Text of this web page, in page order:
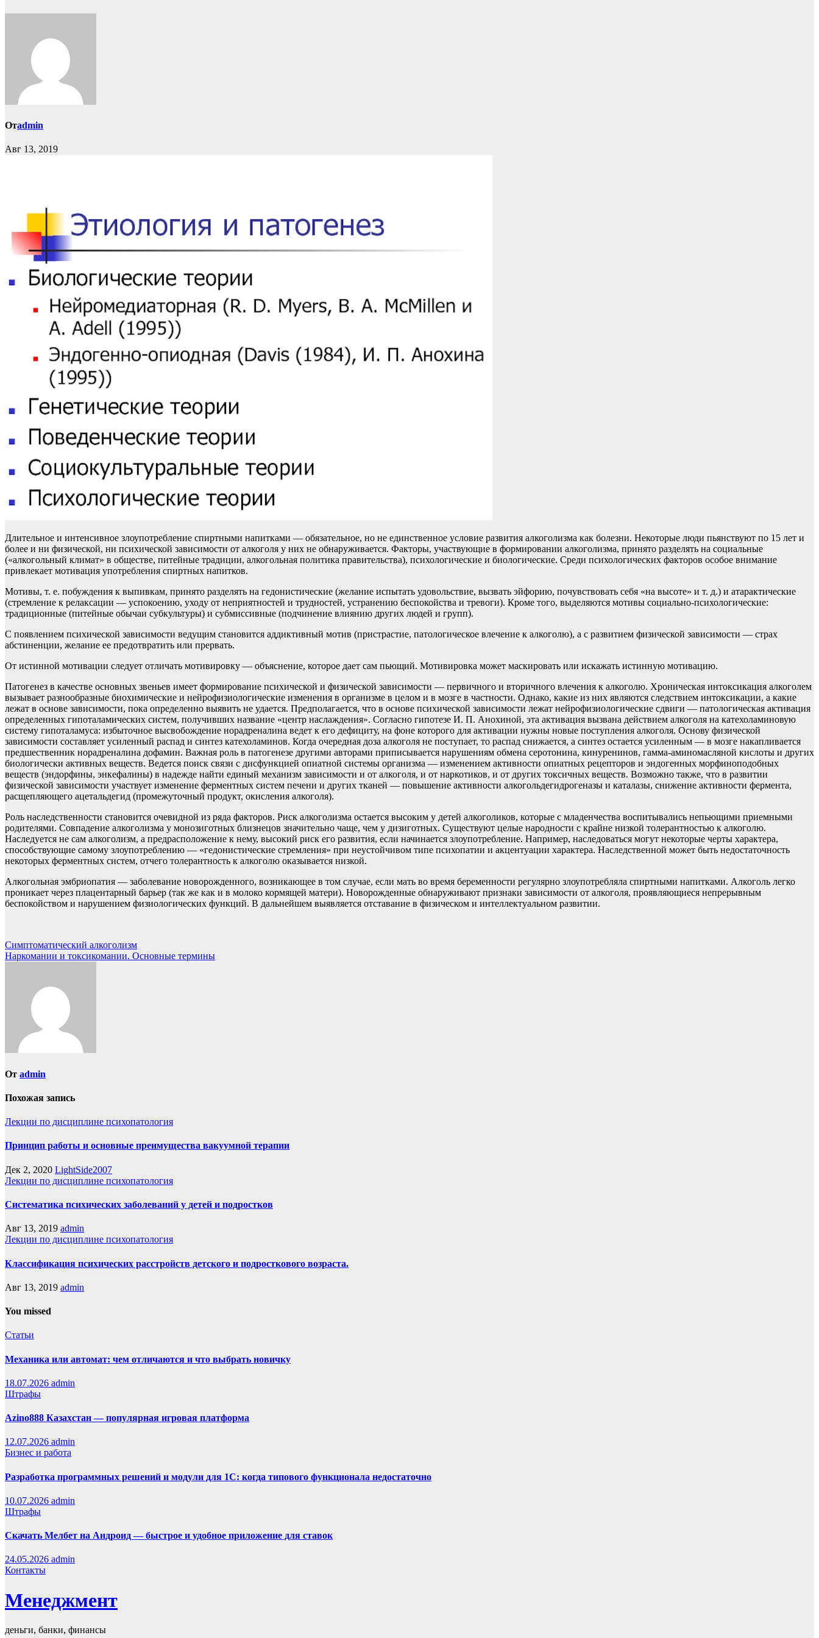
Отadmin
Авг 13, 2019
Длительное и интенсивное злоупотребление спиртными напитками — обязательное, но не единственное условие развития алкоголизма как болезни. Некоторые люди пьянствуют по 15 лет и
более и ни физической, ни психической зависимости от алкоголя у них не обнаруживается. Факторы, участвующие в формировании алкоголизма, принято разделять на социальные
(«алкогольный климат» в обществе, питейные традиции, алкогольная политика правительства), психологические и биологические. Среди психологических факторов особое внимание
привлекает мотивация употребления спиртных напитков.
Мотивы, т. е. побуждения к выпивкам, принято разделять на гедонистические (желание испытать удовольствие, вызвать эйфорию, почувствовать себя «на высоте» и т. д.) и атарактические
(стремление к релаксации — успокоению, уходу от неприятностей и трудностей, устранению беспокойства и тревоги). Кроме того, выделяются мотивы социально-психологические:
традиционные (питейные обычаи субкультуры) и субмиссивные (подчинение влиянию других людей и групп).
С появлением психической зависимости ведущим становится аддиктивный мотив (пристрастие, патологическое влечение к алкоголю), а с развитием физической зависимости — страх
абстиненции, желание ее предотвратить или прервать.
От истинной мотивации следует отличать мотивировку — объяснение, которое дает сам пьющий. Мотивировка может маскировать или искажать истинную мотивацию.
Патогенез в качестве основных звеньев имеет формирование психической и физической зависимости — первичного и вторичного влечения к алкоголю. Хроническая интоксикация алкоголем
вызывает разнообразные биохимические и нейрофизиологические изменения в организме в целом и в мозге в частности. Однако, какие из них являются следствием интоксикации, а какие
лежат в основе зависимости, пока определенно выявить не удается. Предполагается, что в основе психической зависимости лежат нейрофизиологические сдвиги — патологическая активация
определенных гипоталамических систем, получивших название «центр наслаждения». Согласно гипотезе И. П. Анохиной, эта активация вызвана действием алкоголя на катехоламиновую
систему гипоталамуса: избыточное высвобождение норадреналина ведет к его дефициту, на фоне которого для активации нужны новые поступления алкоголя. Основу физической
зависимости составляет усиленный распад и синтез катехоламинов. Когда очередная доза алкоголя не поступает, то распад снижается, а синтез остается усиленным — в мозге накапливается
предшественник норадреналина дофамин. Важная роль в патогенезе другими авторами приписывается нарушениям обмена серотонина, кинуренинов, гамма-аминомасляной кислоты и других
биологически активных веществ. Ведется поиск связи с дисфункцией опиатной системы организма — изменением активности опиатных рецепторов и эндогенных морфиноподобных
веществ (эндорфины, энкефалины) в надежде найти единый механизм зависимости и от алкоголя, и от наркотиков, и от других токсичных веществ. Возможно также, что в развитии
физической зависимости участвует изменение ферментных систем печени и других тканей — повышение активности алкогольдегидрогеназы и каталазы, снижение активности фермента,
расщепляющего ацетальдегид (промежуточный продукт, окисления алкоголя).
Роль наследственности становится очевидной из ряда факторов. Риск алкоголизма остается высоким у детей алкоголиков, которые с младенчества воспитывались непьющими приемными
родителями. Совпадение алкоголизма у монозиготных близнецов значительно чаще, чем у дизиготных. Существуют целые народности с крайне низкой толерантностью к алкоголю.
Наследуется не сам алкоголизм, а предрасположение к нему, высокий риск его развития, если начинается злоупотребление. Например, наследоваться могут некоторые черты характера,
способствующие самому злоупотреблению — «гедонистические стремления» при неустойчивом типе психопатии и акцентуации характера. Наследственной может быть недостаточность
некоторых ферментных систем, отчего толерантность к алкоголю оказывается низкой.
Алкогольная эмбриопатия — заболевание новорожденного, возникающее в том случае, если мать во время беременности регулярно злоупотребляла спиртными напитками. Алкоголь легко
проникает через плацентарный барьер (так же как и в молоко кормящей матери). Новорожденные обнаруживают признаки зависимости от алкоголя, проявляющиеся непрерывным
беспокойством и нарушением физиологических функций. В дальнейшем выявляется отставание в физическом и интеллектуальном развитии.
Навигация
по
Симптоматический алкоголизм
Наркомании и токсикомании. Основные термины
От admin
Похожая запись
Лекции по дисциплине психопатология
Принцип работы и основные преимущества вакуумной терапии
Дек 2, 2020 LightSide2007
Лекции по дисциплине психопатология
Систематика психических заболеваний у детей и подростков
Авг 13, 2019 admin
Лекции по дисциплине психопатология
Классификация психических расстройств детского и подросткового возраста.
Авг 13, 2019 admin
You missed
Статьи
Механика или автомат: чем отличаются и что выбрать новичку
18.07.2026 admin
Штрафы
Azino888 Казахстан — популярная игровая платформа
12.07.2026 admin
Бизнес и работа
Разработка программных решений и модули для 1С: когда типового функционала недостаточно
10.07.2026 admin
Штрафы
Скачать Мелбет на Андроид — быстрое и удобное приложение для ставок
24.05.2026 admin
Контакты
Менеджмент
деньги, банки, финансы